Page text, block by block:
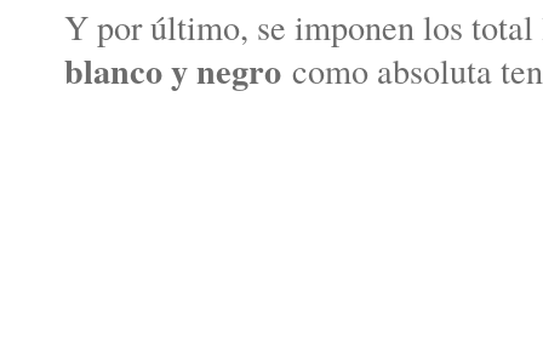
Y por último, se imponen los
blanco y negro como absoluta